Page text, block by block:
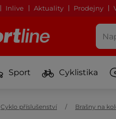
Inlive Aktuality Prodejny
Sport Cyklistika
Cyklo příslušenství Brašny na